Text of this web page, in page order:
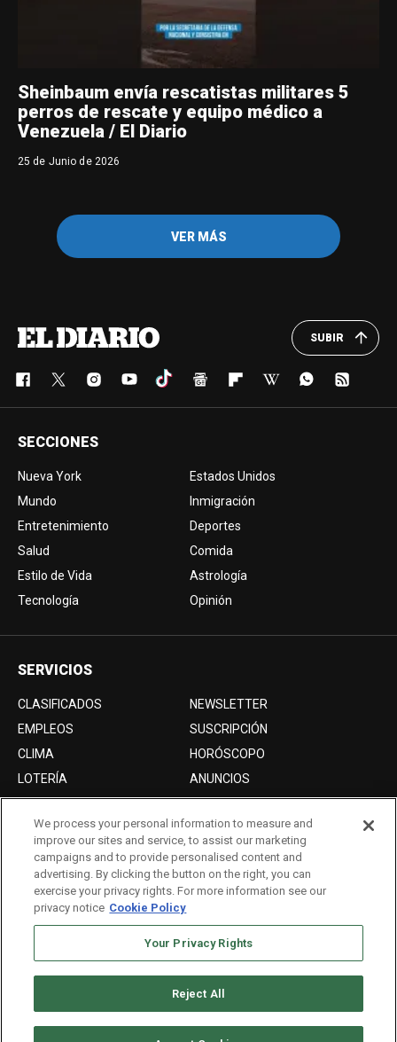
Sheinbaum envía rescatistas militares 5
perros de rescate y equipo médico a
Venezuela / El Diario
25 de Junio de 2026
VER MÁS
SUBIR
SECCIONES
Nueva York
Estados Unidos
Mundo
Inmigración
Entretenimiento
Deportes
Salud
Comida
Estilo de Vida
Astrología
Tecnología
Opinión
SERVICIOS
CLASIFICADOS
NEWSLETTER
EMPLEOS
SUSCRIPCIÓN
CLIMA
HORÓSCOPO
LOTERÍA
ANUNCIOS
Acerca de nosotros
Advertise with Us/Anuncios
Politica de Privacidad
Editorial Guidelines
We process your personal information to measure and
improve our sites and service, to assist our marketing
campaigns and to provide personalised content and
advertising. By clicking the button on the right, you can
exercise your privacy rights. For more information see our
privacy notice Cookie Policy
Your Privacy Rights
Reject All